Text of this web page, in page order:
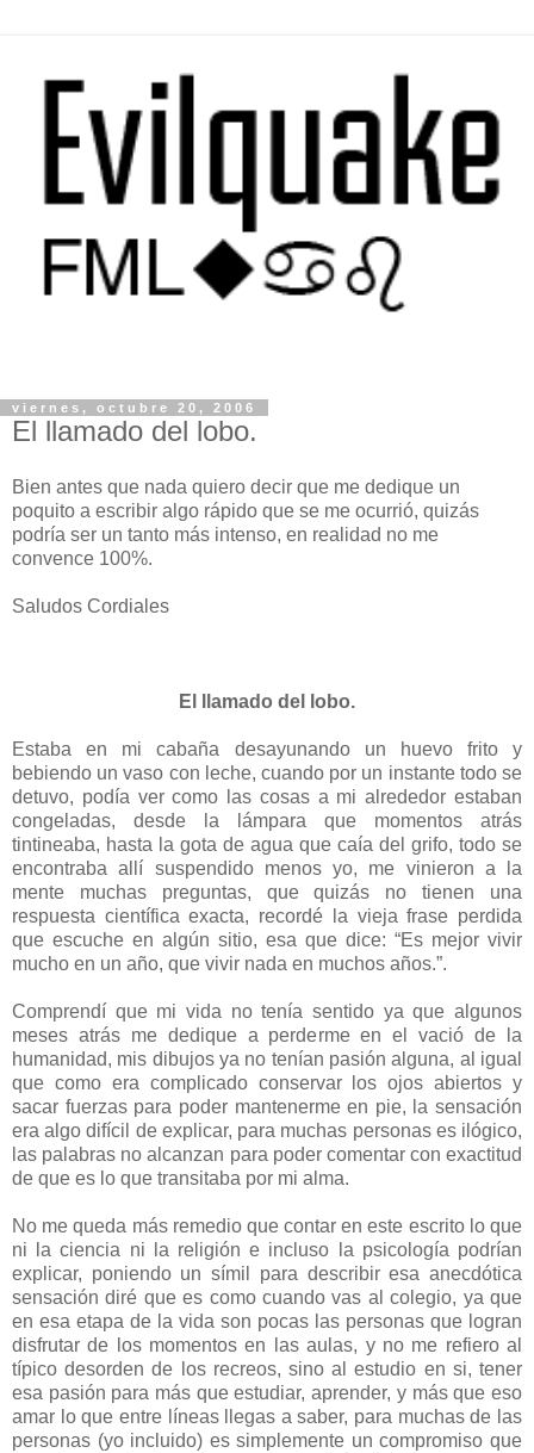
viernes, octubre 20, 2006
El llamado del lobo.
Bien antes que nada quiero decir que me dedique un
poquito a escribir algo rápido que se me ocurrió, quizás
podría ser un tanto más intenso, en realidad no me
convence 100%.
Saludos Cordiales
El llamado del lobo.
Estaba en mi cabaña desayunando un huevo frito y
bebiendo un vaso con leche, cuando por un instante todo se
detuvo, podía ver como las cosas a mi alrededor estaban
congeladas, desde la lámpara que momentos atrás
tintineaba, hasta la gota de agua que caía del grifo, todo se
encontraba allí suspendido menos yo, me vinieron a la
mente muchas preguntas, que quizás no tienen una
respuesta científica exacta, recordé la vieja frase perdida
que escuche en algún sitio, esa que dice: “Es mejor vivir
mucho en un año, que vivir nada en muchos años.”.
Comprendí que mi vida no tenía sentido ya que algunos
meses atrás me dedique a perderme en el vació de la
humanidad, mis dibujos ya no tenían pasión alguna, al igual
que como era complicado conservar los ojos abiertos y
sacar fuerzas para poder mantenerme en pie, la sensación
era algo difícil de explicar, para muchas personas es ilógico,
las palabras no alcanzan para poder comentar con exactitud
de que es lo que transitaba por mi alma.
No me queda más remedio que contar en este escrito lo que
ni la ciencia ni la religión e incluso la psicología podrían
explicar, poniendo un símil para describir esa anecdótica
sensación diré que es como cuando vas al colegio, ya que
en esa etapa de la vida son pocas las personas que logran
disfrutar de los momentos en las aulas, y no me refiero al
típico desorden de los recreos, sino al estudio en si, tener
esa pasión para más que estudiar, aprender, y más que eso
amar lo que entre líneas llegas a saber, para muchas de las
personas (yo incluido) es simplemente un compromiso que